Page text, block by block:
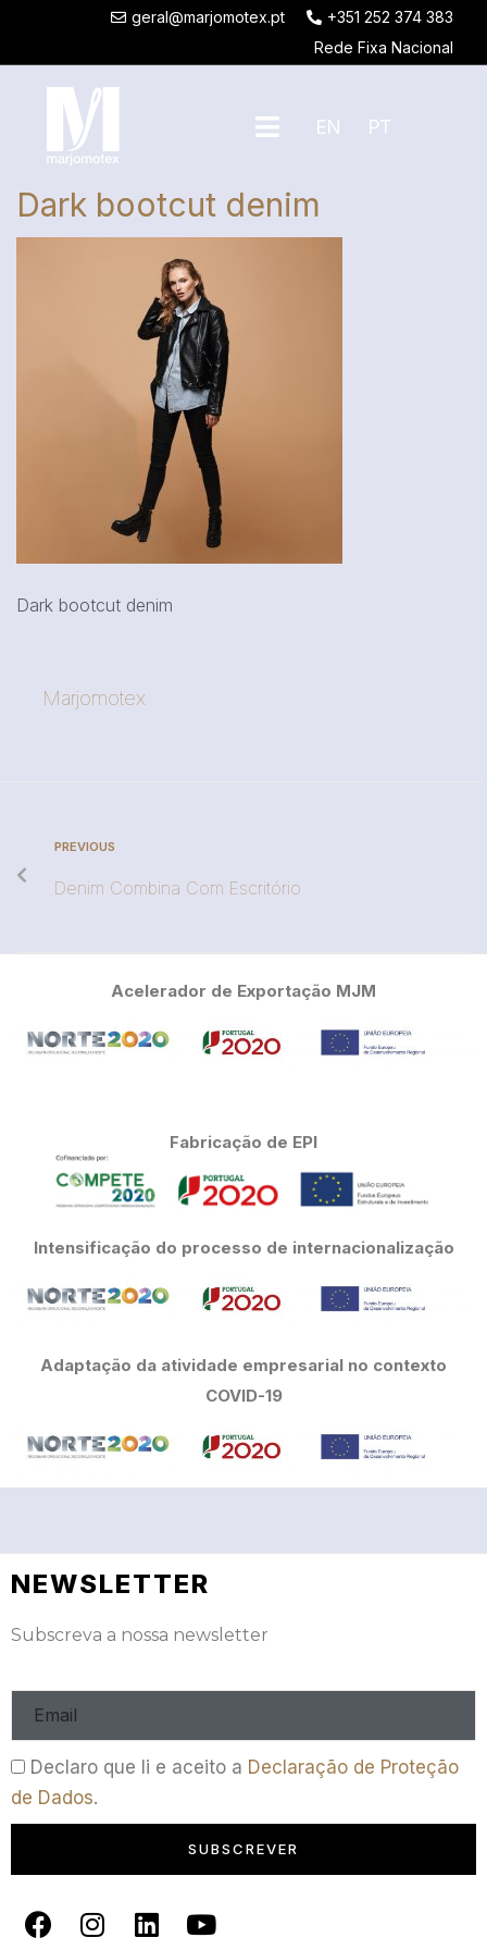
geral@marjomotex.pt
+351 252 374 383
Rede Fixa Nacional
EN PT
Dark bootcut denim
Dark bootcut denim
Marjomotex
PREVIOUS
Denim Combina Com Escritório
Acelerador de Exportação MJM
Fabricação de EPI
Intensificação do processo de internacionalização
Adaptação da atividade empresarial no contexto
COVID-19
NEWSLETTER
Subscreva a nossa newsletter
Declaro que li e aceito a Declaração de Proteção
de Dados.
SUBSCREVER